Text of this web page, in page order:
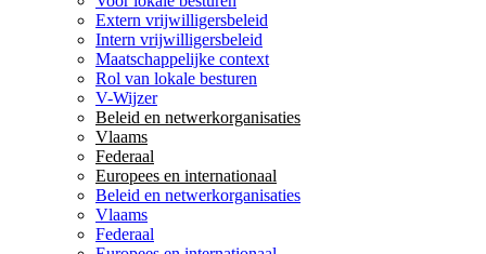
Extern vrijwilligersbeleid
Intern vrijwilligersbeleid
Maatschappelijke context
Rol van lokale besturen
V-Wijzer
Beleid en netwerkorganisaties
Vlaams
Federaal
Europees en internationaal
Beleid en netwerkorganisaties
Vlaams
Federaal